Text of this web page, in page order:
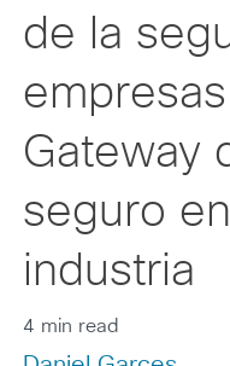
de la
Gateway
seguro
industria
4 min read